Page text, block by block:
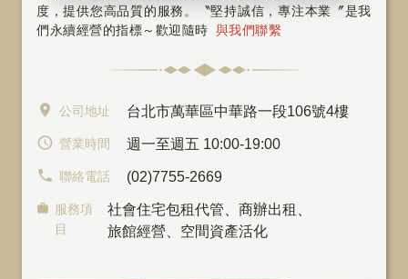
度，提供您高品質的服務。〝堅持誠信，專注本業〞是我
們永續經營的指標～歡迎隨時 與我們聯繫
公司地址 台北市萬華區中華路一段106號4樓
營業時間 週一至週五 10:00-19:00
聯絡電話 (02)7755-2669
服務項
目
社會住宅包租代管 、商辦出租
旅館經營、空間資產活化